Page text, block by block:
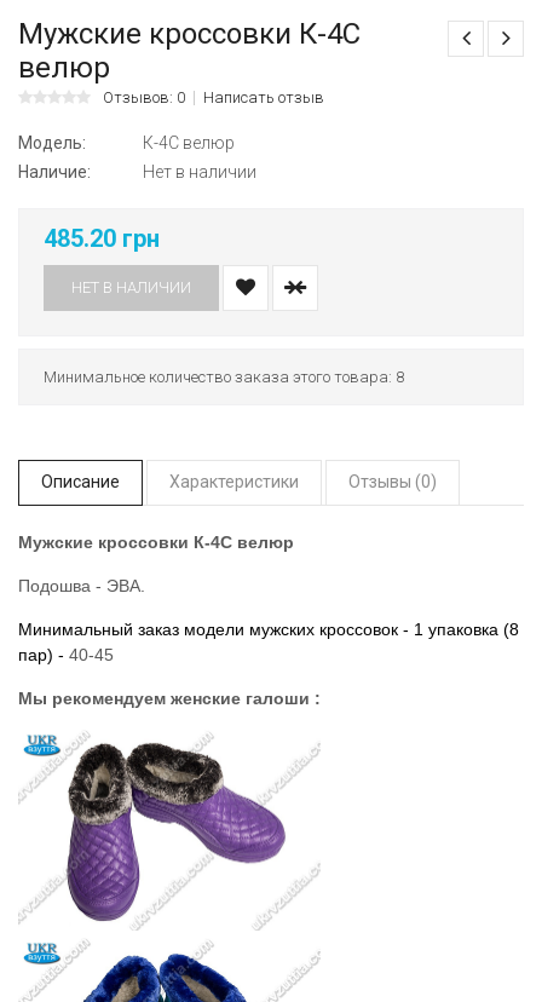
Мужские кроссовки К-4С
велюр
Отзывов: 0 Написать отзыв
Модель:
К-4С велюр
Наличие:
Нет в наличии
485.20 грн
НЕТ В НАЛИЧИИ
Минимальное количество заказа этого товара: 8
Описание Характеристики Отзывы (0)
Мужские кроссовки К-4С велюр
Подошва - ЭВА.
Минимальный заказ модели мужских кроссовок - 1 упаковка (8
пар) - 40-45
Мы рекомендуем женские галоши :